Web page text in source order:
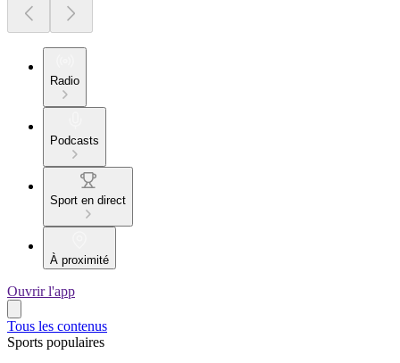
Radio
Podcasts
Sport en direct
À proximité
Ouvrir l'app
Tous les contenus
Sports populaires